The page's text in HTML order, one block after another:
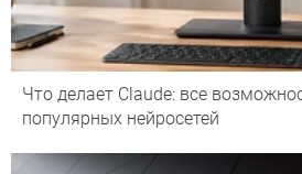
Что делает Сlaude: все
популярных нейросетей